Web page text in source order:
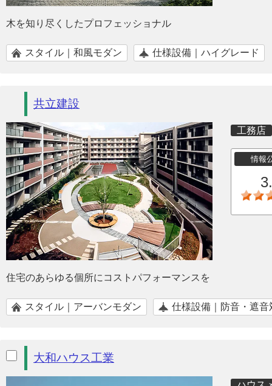
木を知り尽くしたプロフェッショナル
スタイル｜和風モダン 仕様設備｜ハイグレード
共立建設
工務店
情報
住宅のあらゆる個所にコストパフォーマンスを
スタイル｜アーバンモダン 仕様設備｜防音・遮音
大和ハウス工業